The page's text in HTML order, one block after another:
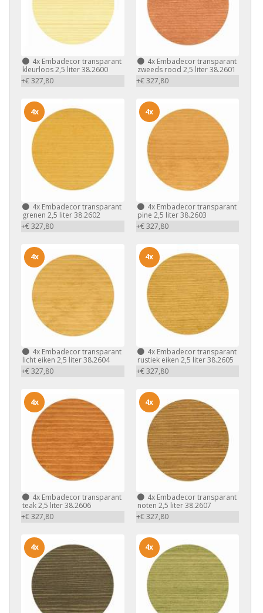
4x Embadecor transparant
kleurloos 2,5 liter 38.2600
+€ 327,80
4xEmbadecor transparant
zweeds rood 2,5 liter 38.2601
+€ 327,80
4x Embadecor transparant
grenen 2,5 liter 38.2602
+€ 327,80
4x
4xEmbadecor transparant
pine 2,5 liter 38.2603
+€ 327,80
4x
4x Embadecor transparant
licht eiken 2,5 liter 38.2604
+€ 327,80
4x
4xEmbadecor transparant
rustiek eiken 2,5 liter 38.2605
+€ 327,80
4x
4x Embadecor transparant
teak 2,5 liter 38.2606
+€ 327,80
4x
4xEmbadecor transparant
noten 2,5 liter 38.2607
+€ 327,80
4x
4x 4x